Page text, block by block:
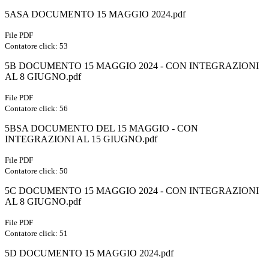
5ASA DOCUMENTO 15 MAGGIO 2024.pdf
File PDF
Contatore click: 53
5B DOCUMENTO 15 MAGGIO 2024 - CON INTEGRAZIONI
AL 8 GIUGNO.pdf
File PDF
Contatore click: 56
5BSA DOCUMENTO DEL 15 MAGGIO - CON
INTEGRAZIONI AL 15 GIUGNO.pdf
File PDF
Contatore click: 50
5C DOCUMENTO 15 MAGGIO 2024 - CON INTEGRAZIONI
AL 8 GIUGNO.pdf
File PDF
Contatore click: 51
5D DOCUMENTO 15 MAGGIO 2024.pdf